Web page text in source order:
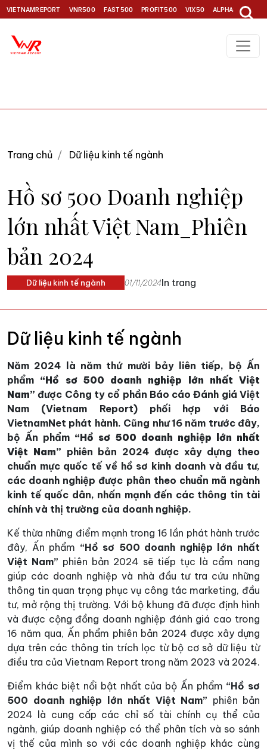
VIETNAMREPORT VNR500 FAST500 PROFIT500 VIX50 ALPHA30
Trang chủ Dữ liệu kinh tế ngành
Hồ sơ 500 Doanh nghiệp
lớn nhất Việt Nam_Phiên
bản 2024
Dữ liệu kinh tế ngành 01/11/2024In trang
Dữ liệu kinh tế ngành
Năm 2024 là năm thứ mười bảy liên tiếp, bộ Ấn
phẩm “Hồ sơ 500 doanh nghiệp lớn nhất Việt
Nam”được Công ty cổ phần Báo cáo Đánh giá Việt
Nam (Vietnam Report) phối hợp với Báo
VietnamNet phát hành. Cũng như 16 năm trước đây,
bộ Ấn phẩm “Hồ sơ 500 doanh nghiệp lớn nhất
Việt Nam” phiên bản 2024 được xây dựng theo
chuẩn mực quốc tế về hồ sơ kinh doanh và đầu tư,
các doanh nghiệp được phân theo chuẩn mã ngành
kinh tế quốc dân, nhấn mạnh đến các thông tin tài
chính và thị trường của doanh nghiệp.
Kế thừa những điểm mạnh trong 16 lần phát hành trước
đây, Ấn phẩm “Hồ sơ 500 doanh nghiệp lớn nhất
Việt Nam” phiên bản 2024 sẽ tiếp tục là cẩm nang
giúp các doanh nghiệp và nhà đầu tư tra cứu những
thông tin quan trọng phục vụ công tác marketing, đầu
tư, mở rộng thị trường. Với bộ khung đã được định hình
và được cộng đồng doanh nghiệp đánh giá cao trong
16 năm qua, Ấn phẩm phiên bản 2024 được xây dựng
dựa trên các thông tin trích lọc từ bộ cơ sở dữ liệu từ
điều tra của Vietnam Report trong năm 2023 và 2024.
Điểm khác biệt nổi bật nhất của bộ Ấn phẩm “Hồ sơ
500 doanh nghiệp lớn nhất Việt Nam” phiên bản
2024 là cung cấp các chỉ số tài chính cụ thể của
ngành, giúp doanh nghiệp có thể phân tích và so sánh
vị thế của mình so với các doanh nghiệp khác cùng